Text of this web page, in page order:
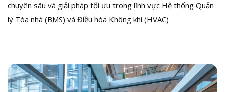
chuyên sâu và giải pháp tối ưu trong lĩnh vực Hệ thống Quản
lý Tòa nhà (BMS) và Điều hòa Không khí (HVAC)